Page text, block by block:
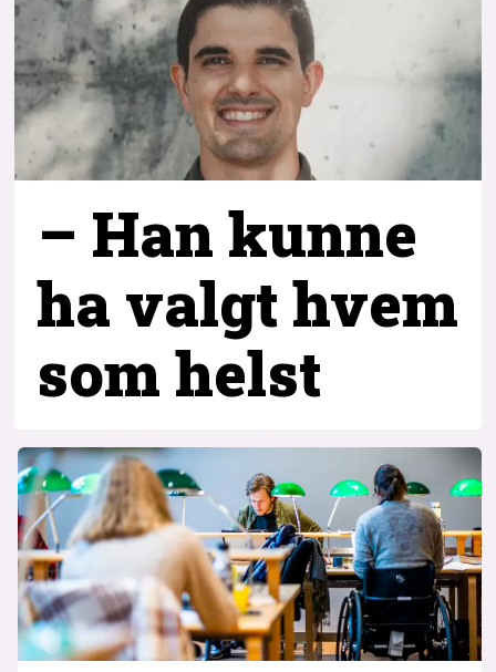
– Han kunne
ha valgt hvem
som helst